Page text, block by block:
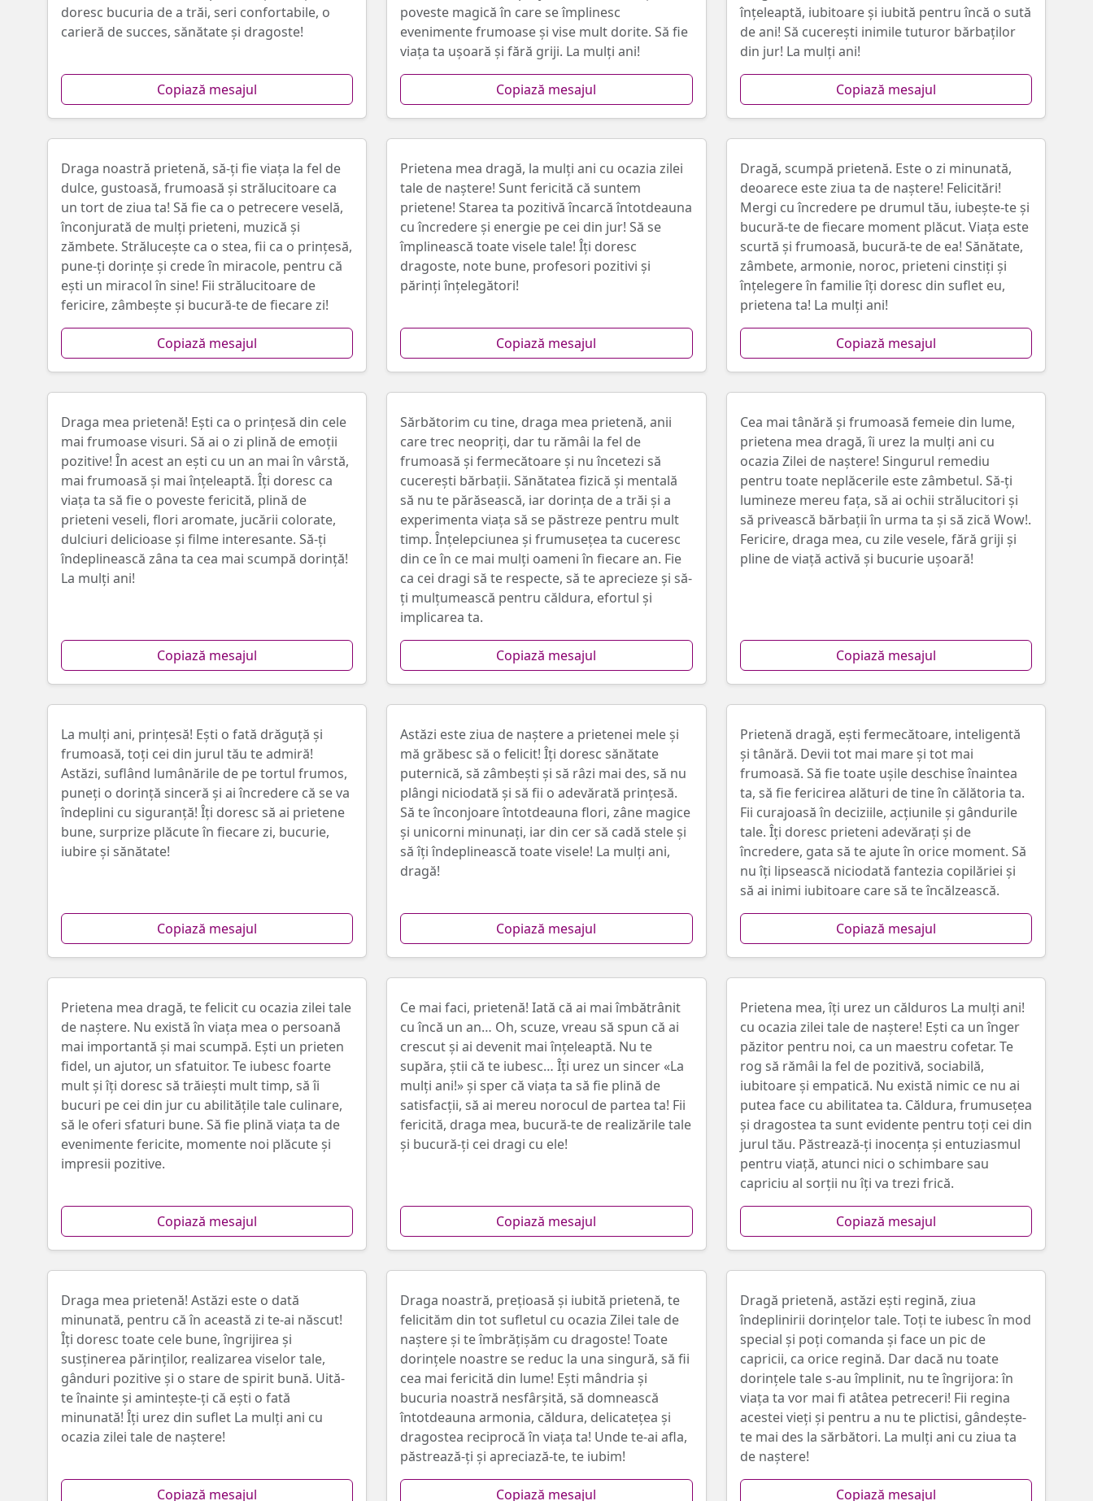
doresc bucuria de a trăi, seri confortabile, o
carieră de succes, sănătate și dragoste!
Copiază mesajul
poveste magică în care se împlinesc
evenimente frumoase și vise mult dorite. Să fie
viața ta ușoară și fără griji. La mulți ani!
Copiază mesajul
înțeleaptă, iubitoare și iubită pentru încă o sută
de ani! Să cucerești inimile tuturor bărbaților
din jur! La mulți ani!
Copiază mesajul
Draga noastră prietenă, să-ți fie viața la fel de
dulce, gustoasă, frumoasă și strălucitoare ca
un tort de ziua ta! Să fie ca o petrecere veselă,
înconjurată de mulți prieteni, muzică și
zămbete. Strălucește ca o stea, fii ca o prințesă,
pune-ți dorințe și crede în miracole, pentru că
ești un miracol în sine! Fii strălucitoare de
fericire, zâmbește și bucură-te de fiecare zi!
Copiază mesajul
Prietena mea dragă, la mulți ani cu ocazia zilei
tale de naștere! Sunt fericită că suntem
prietene! Starea ta pozitivă încarcă întotdeauna
cu încredere și energie pe cei din jur! Să se
împlinească toate visele tale! Îți doresc
dragoste, note bune, profesori pozitivi și
părinți înțelegători!
Copiază mesajul
Dragă, scumpă prietenă. Este o zi minunată,
deoarece este ziua ta de naștere! Felicitări!
Mergi cu încredere pe drumul tău, iubește-te și
bucură-te de fiecare moment plăcut. Viața este
scurtă și frumoasă, bucură-te de ea! Sănătate,
zâmbete, armonie, noroc, prieteni cinstiți și
înțelegere în familie îți doresc din suflet eu,
prietena ta! La mulți ani!
Copiază mesajul
Draga mea prietenă! Ești ca o prințesă din cele
mai frumoase visuri. Să ai o zi plină de emoții
pozitive! În acest an ești cu un an mai în vârstă,
mai frumoasă și mai înțeleaptă. Îți doresc ca
viața ta să fie o poveste fericită, plină de
prieteni veseli, flori aromate, jucării colorate,
dulciuri delicioase și filme interesante. Să-ți
îndeplinească zâna ta cea mai scumpă dorință!
La mulți ani!
Copiază mesajul
Sărbătorim cu tine, draga mea prietenă, anii
care trec neopriți, dar tu rămâi la fel de
frumoasă și fermecătoare și nu încetezi să
cucerești bărbații. Sănătatea fizică și mentală
să nu te părăsească, iar dorința de a trăi și a
experimenta viața să se păstreze pentru mult
timp. Înțelepciunea și frumusețea ta cuceresc
din ce în ce mai mulți oameni în fiecare an. Fie
ca cei dragi să te respecte, să te aprecieze și să-
ți mulțumească pentru căldura, efortul și
implicarea ta.
Copiază mesajul
Cea mai tânără și frumoasă femeie din lume,
prietena mea dragă, îi urez la mulți ani cu
ocazia Zilei de naștere! Singurul remediu
pentru toate neplăcerile este zâmbetul. Să-ți
lumineze mereu fața, să ai ochii strălucitori și
să privească bărbații în urma ta și să zică Wow!.
Fericire, draga mea, cu zile vesele, fără griji și
pline de viață activă și bucurie ușoară!
Copiază mesajul
La mulți ani, prințesă! Ești o fată drăguță și
frumoasă, toți cei din jurul tău te admiră!
Astăzi, suflând lumânările de pe tortul frumos,
puneți o dorință sinceră și ai încredere că se va
îndeplini cu siguranță! Îți doresc să ai prietene
bune, surprize plăcute în fiecare zi, bucurie,
iubire și sănătate!
Copiază mesajul
Astăzi este ziua de naștere a prietenei mele și
mă grăbesc să o felicit! Îți doresc sănătate
puternică, să zâmbești și să râzi mai des, să nu
plângi niciodată și să fii o adevărată prințesă.
Să te înconjoare întotdeauna flori, zâne magice
și unicorni minunați, iar din cer să cadă stele și
să îți îndeplinească toate visele! La mulți ani,
dragă!
Copiază mesajul
Prietenă dragă, ești fermecătoare, inteligentă
și tânără. Devii tot mai mare și tot mai
frumoasă. Să fie toate ușile deschise înaintea
ta, să fie fericirea alături de tine în călătoria ta.
Fii curajoasă în deciziile, acțiunile și gândurile
tale. Îți doresc prieteni adevărați și de
încredere, gata să te ajute în orice moment. Să
nu îți lipsească niciodată fantezia copilăriei și
să ai inimi iubitoare care să te încălzească.
Copiază mesajul
Prietena mea dragă, te felicit cu ocazia zilei tale
de naștere. Nu există în viața mea o persoană
mai importantă și mai scumpă. Ești un prieten
fidel, un ajutor, un sfatuitor. Te iubesc foarte
mult și îți doresc să trăiești mult timp, să îi
bucuri pe cei din jur cu abilitățile tale culinare,
să le oferi sfaturi bune. Să fie plină viața ta de
evenimente fericite, momente noi plăcute și
impresii pozitive.
Copiază mesajul
Ce mai faci, prietenă! Iată că ai mai îmbătrânit
cu încă un an… Oh, scuze, vreau să spun că ai
crescut și ai devenit mai înțeleaptă. Nu te
supăra, știi că te iubesc… Îți urez un sincer «La
mulți ani!» și sper că viața ta să fie plină de
satisfacții, să ai mereu norocul de partea ta! Fii
fericită, draga mea, bucură-te de realizările tale
și bucură-ți cei dragi cu ele!
Copiază mesajul
Prietena mea, îți urez un călduros La mulți ani!
cu ocazia zilei tale de naștere! Ești ca un înger
păzitor pentru noi, ca un maestru cofetar. Te
rog să rămâi la fel de pozitivă, sociabilă,
iubitoare și empatică. Nu există nimic ce nu ai
putea face cu abilitatea ta. Căldura, frumusețea
și dragostea ta sunt evidente pentru toți cei din
jurul tău. Păstrează-ți inocența și entuziasmul
pentru viață, atunci nici o schimbare sau
capriciu al sorții nu îți va trezi frică.
Copiază mesajul
Draga mea prietenă! Astăzi este o dată
minunată, pentru că în această zi te-ai născut!
Îți doresc toate cele bune, îngrijirea și
susținerea părinților, realizarea viselor tale,
gânduri pozitive și o stare de spirit bună. Uită-
te înainte și amintește-ți că ești o fată
minunată! Îți urez din suflet La mulți ani cu
ocazia zilei tale de naștere!
Copiază mesajul
Draga noastră, prețioasă și iubită prietenă, te
felicităm din tot sufletul cu ocazia Zilei tale de
naștere și te îmbrățișăm cu dragoste! Toate
dorințele noastre se reduc la una singură, să fii
cea mai fericită din lume! Ești mândria și
bucuria noastră nesfârșită, să domnească
întotdeauna armonia, căldura, delicatețea și
dragostea reciprocă în viața ta! Unde te-ai afla,
păstrează-ți și apreciază-te, te iubim!
Copiază mesajul
Dragă prietenă, astăzi ești regină, ziua
îndeplinirii dorințelor tale. Toți te iubesc în mod
special și poți comanda și face un pic de
capricii, ca orice regină. Dar dacă nu toate
dorințele tale s-au împlinit, nu te îngrijora: în
viața ta vor mai fi atâtea petreceri! Fii regina
acestei vieți și pentru a nu te plictisi, gândește-
te mai des la sărbători. La mulți ani cu ziua ta
de naștere!
Copiază mesajul